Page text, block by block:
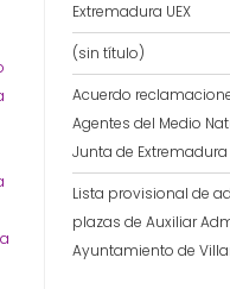
Extremadura UEX
(sin título)
Acuerdo
Agentes del Medio
Junta de Extremadura
Lista provisional de
plazas de Auxiliar
Ayuntamiento de